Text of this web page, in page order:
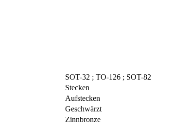
SOT-32 ; TO-126 ; SOT-82
Stecken
Aufstecken
Geschwärzt
Zinnbronze